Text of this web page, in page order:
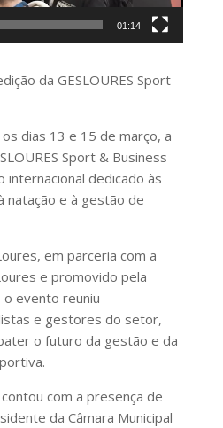
01:14
da GESLOURES Sport
dias 13 e 15 de março, a
Sport & Business
internacional dedicado às
natação e à gestão de
em parceria com a
e promovido pela
o evento reuniu
e gestores do setor,
o futuro da gestão e da
com a presença de
da Câmara Municipal